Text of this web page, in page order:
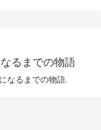
るまでの物語
なるまでの物語.